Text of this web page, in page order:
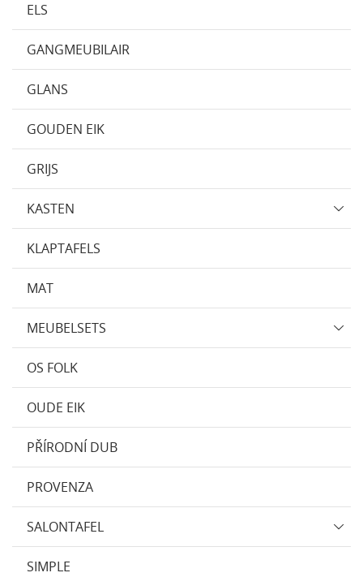
ELS
GANGMEUBILAIR
GLANS
GOUDEN EIK
GRIJS
KASTEN
KLAPTAFELS
MAT
MEUBELSETS
OS FOLK
OUDE EIK
PŘÍRODNÍ DUB
PROVENZA
SALONTAFEL
SIMPLE